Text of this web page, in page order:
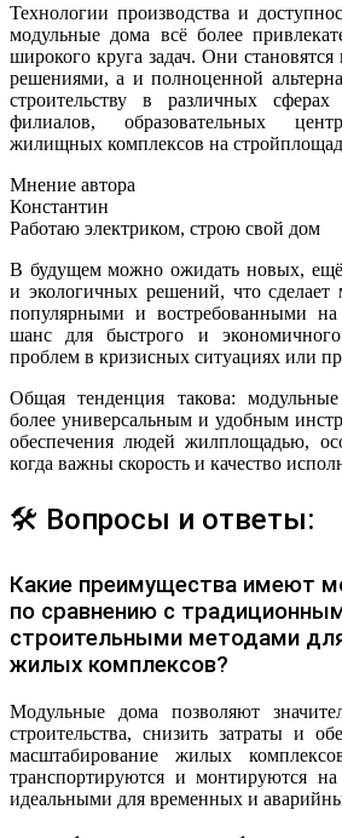
Технологии производства и
модульные дома всё более
широкого круга задач. Они
решениями, а и полноценной
строительству в различных
филиалов, образовательных
жилищных комплексов на
Мнение автора
Константин
Работаю электриком, строю свой дом
В будущем можно ожидать новых, ещё
и экологичных решений, что сделает
популярными и востребованными
шанс для быстрого и
проблем в кризисных ситуациях или
Общая тенденция такова:
более универсальным и удобным
обеспечения людей жилплощадью,
когда важны скорость и качество
🛠 Вопросы и ответы:
Какие преимущества имеют
по сравнению с
строительными методами
жилых комплексов?
Модульные дома позволяют
строительства, снизить затраты и
масштабирование жилых
транспортируются и монтируются
идеальными для временных и